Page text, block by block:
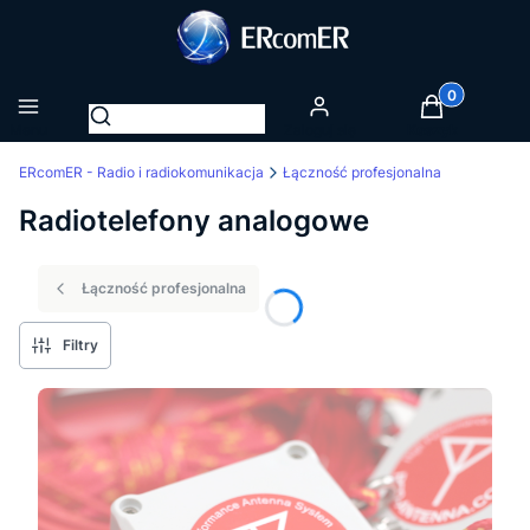
Otwórz wyszukiwarkę Produkty w
ERcomER - Radio i radiokomunikacja Łączność profesjonalna
Radiotelefony analogowe
Łączność profesjonalna
Filtry